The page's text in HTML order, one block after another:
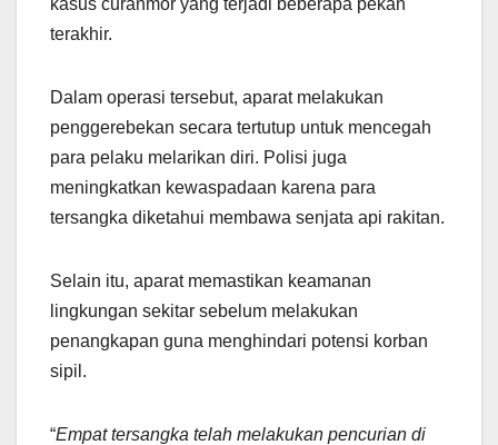
kasus curanmor yang terjadi beberapa pekan
terakhir.
Dalam operasi tersebut, aparat melakukan
penggerebekan secara tertutup untuk mencegah
para pelaku melarikan diri. Polisi juga
meningkatkan kewaspadaan karena para
tersangka diketahui membawa senjata api rakitan.
Selain itu, aparat memastikan keamanan
lingkungan sekitar sebelum melakukan
penangkapan guna menghindari potensi korban
sipil.
“Empat tersangka telah melakukan pencurian di